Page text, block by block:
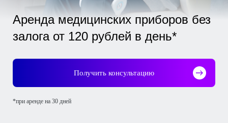
Аренда медицинских приборов без
залога от 120 рублей в день*
Получить консультацию
*при аренде на 30 дней